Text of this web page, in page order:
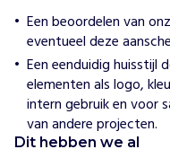
D
c
h
e
n
n
e
Een beoordelen van
eventueel deze
Een eenduidig huisstijl
elementen als logo,
intern gebruik en voor
van andere projecten.
Dit hebben we al